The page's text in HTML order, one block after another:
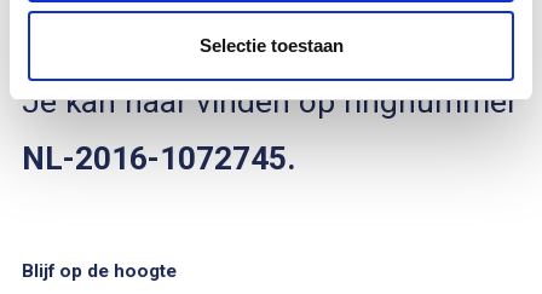
Selectie toestaan
Je kan haar vinden op ringnummer
NL-2016-1072745.
Blijf op de hoogte